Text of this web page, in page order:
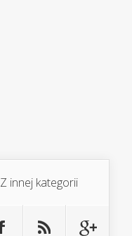
Z innej kategorii